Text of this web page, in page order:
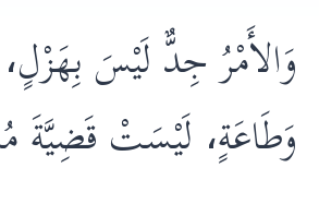
وَالأَمْرُ جِدٌّ لَيْسَ
وَطَاعَةٍ، لَيْسَتْ قَضِيَّةَ